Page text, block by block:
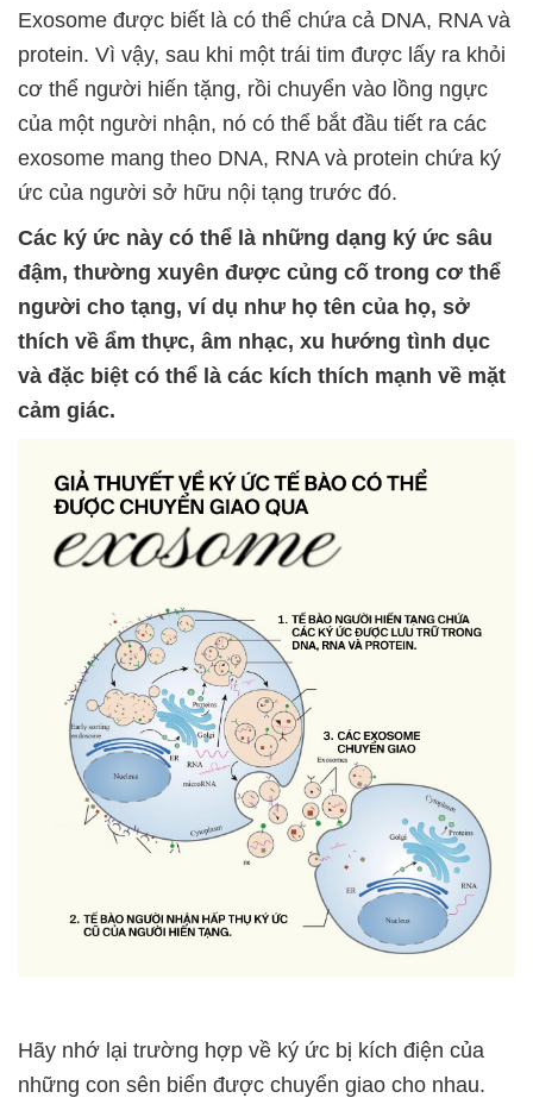
Exosome được biết là có thể chứa cả DNA, RNA và
protein. Vì vậy, sau khi một trái tim được lấy ra khỏi
cơ thể người hiến tặng, rồi chuyển vào lồng ngực
của một người nhận, nó có thể bắt đầu tiết ra các
exosome mang theo DNA, RNA và protein chứa ký
ức của người sở hữu nội tạng trước đó.
Các ký ức này có thể là những dạng ký ức sâu
đậm, thường xuyên được củng cố trong cơ thể
người cho tạng, ví dụ như họ tên của họ, sở
thích về ẩm thực, âm nhạc, xu hướng tình dục
và đặc biệt có thể là các kích thích mạnh về mặt
cảm giác.
Hãy nhớ lại trường hợp về ký ức bị kích điện của
những con sên biển được chuyển giao cho nhau.